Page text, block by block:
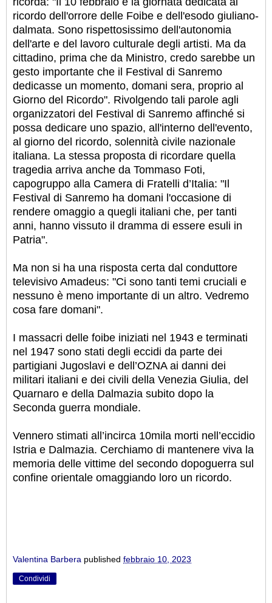
ricordo dell'orrore delle Foibe e dell'esodo giuliano-
dalmata. Sono rispettosissimo dell'autonomia
dell'arte e del lavoro culturale degli artisti. Ma da
cittadino, prima che da Ministro, credo sarebbe un
gesto importante che il Festival di Sanremo
dedicasse un momento, domani sera, proprio al
Giorno del Ricordo". Rivolgendo tali parole agli
organizzatori del Festival di Sanremo affinché si
possa dedicare uno spazio, all'interno dell'evento,
al giorno del ricordo, solennità civile nazionale
italiana. La stessa proposta di ricordare quella
tragedia arriva anche da Tommaso Foti,
capogruppo alla Camera di Fratelli d’Italia: "Il
Festival di Sanremo ha domani l'occasione di
rendere omaggio a quegli italiani che, per tanti
anni, hanno vissuto il dramma di essere esuli in
Patria".
Ma non si ha una risposta certa dal conduttore
televisivo Amadeus: "Ci sono tanti temi cruciali e
nessuno è meno importante di un altro. Vedremo
cosa fare domani".
I massacri delle foibe iniziati nel 1943 e terminati
nel 1947 sono stati degli eccidi da parte dei
partigiani Jugoslavi e dell’OZNA ai danni dei
militari italiani e dei civili della Venezia Giulia, del
Quarnaro e della Dalmazia subito dopo la
Seconda guerra mondiale.
Vennero stimati all’incirca 10mila morti nell’eccidio
Istria e Dalmazia. Cerchiamo di mantenere viva la
memoria delle vittime del secondo dopoguerra sul
confine orientale omaggiando loro un ricordo.
Valentina Barbera published febbraio 10, 2023
Condividi